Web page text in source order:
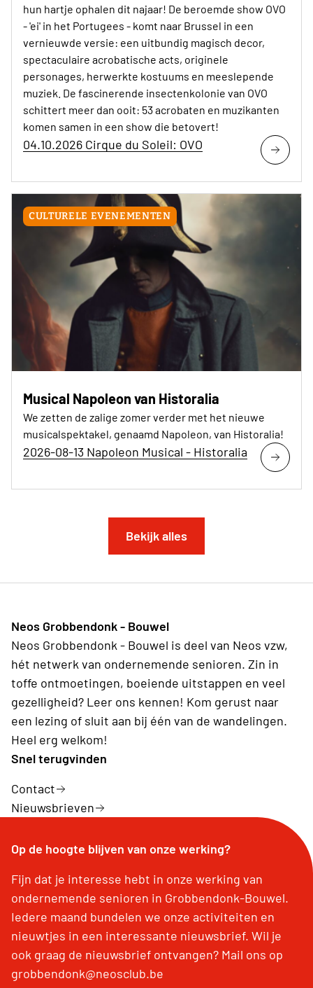
hun hartje ophalen dit najaar! De beroemde show OVO
- 'ei' in het Portugees - komt naar Brussel in een
vernieuwde versie: een uitbundig magisch decor,
spectaculaire acrobatische acts, originele
personages, herwerkte kostuums en meeslepende
muziek. De fascinerende insectenkolonie van OVO
schittert meer dan ooit: 53 acrobaten en muzikanten
komen samen in een show die betovert!
04.10.2026 Cirque du Soleil: OVO
CULTURELE EVENEMENTEN
Musical Napoleon van Historalia
We zetten de zalige zomer verder met het nieuwe
musicalspektakel, genaamd Napoleon, van Historalia!
2026-08-13 Napoleon Musical - Historalia
Bekijk alles
Neos Grobbendonk - Bouwel
Neos Grobbendonk - Bouwel is deel van Neos vzw,
hét netwerk van ondernemende senioren. Zin in
toffe ontmoetingen, boeiende uitstappen en veel
gezelligheid? Leer ons kennen! Kom gerust naar
een lezing of sluit aan bij één van de wandelingen.
Heel erg welkom!
Snel terugvinden
Contact
Nieuwsbrieven
Op de hoogte blijven van onze werking?
Fijn dat je interesse hebt in onze werking van
ondernemende senioren in Grobbendonk-Bouwel.
Iedere maand bundelen we onze activiteiten en
nieuwtjes in een interessante nieuwsbrief. Wil je
ook graag de nieuwsbrief ontvangen? Mail ons op
grobbendonk@neosclub.be